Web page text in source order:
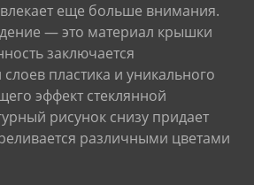
еще больше внимания.
— это материал крышки
заключается
пластика и уникального
эффект стеклянной
рисунок снизу придает
различными цветами